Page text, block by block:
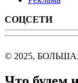
СОЦСЕТИ
© 2025,